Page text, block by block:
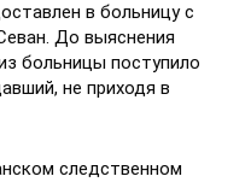
в больницу с
До выяснения
больницы поступило
не приходя в
следственном